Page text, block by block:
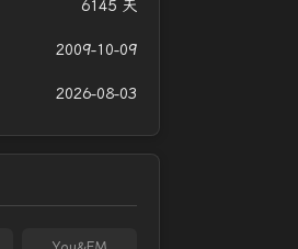
6145 天
2009-10-09
2026-08-03